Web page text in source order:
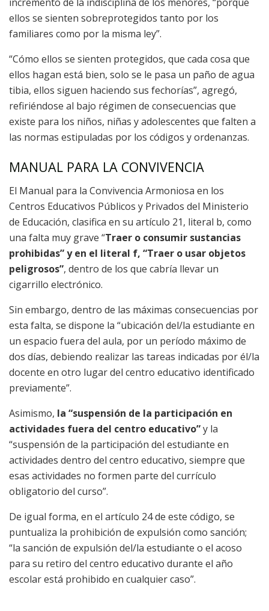
ellos se sienten sobreprotegidos tanto por los
familiares como por la misma ley”.
“Cómo ellos se sienten protegidos, que cada cosa que
ellos hagan está bien, solo se le pasa un paño de agua
tibia, ellos siguen haciendo sus fechorías”, agregó,
refiriéndose al bajo régimen de consecuencias que
existe para los niños, niñas y adolescentes que falten a
las normas estipuladas por los códigos y ordenanzas.
MANUAL PARA LA CONVIVENCIA
El Manual para la Convivencia Armoniosa en los
Centros Educativos Públicos y Privados del Ministerio
de Educación, clasifica en su artículo 21, literal b, como
una falta muy grave “Traer o consumir sustancias
prohibidas” y en el literal f, “Traer o usar objetos
peligrosos”, dentro de los que cabría llevar un
cigarrillo electrónico.
Sin embargo, dentro de las máximas consecuencias por
esta falta, se dispone la “ubicación del/la estudiante en
un espacio fuera del aula, por un período máximo de
dos días, debiendo realizar las tareas indicadas por él/la
docente en otro lugar del centro educativo identificado
previamente”.
Asimismo, la “suspensión de la participación en
actividades fuera del centro educativo”y la
“suspensión de la participación del estudiante en
actividades dentro del centro educativo, siempre que
esas actividades no formen parte del currículo
obligatorio del curso”.
De igual forma, en el artículo 24 de este código, se
puntualiza la prohibición de expulsión como sanción;
“la sanción de expulsión del/la estudiante o el acoso
para su retiro del centro educativo durante el año
escolar está prohibido en cualquier caso”.